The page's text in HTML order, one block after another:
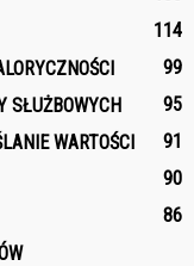
114
99
SŁUŻBOWYCH
95
WARTOŚCI
91
90
86